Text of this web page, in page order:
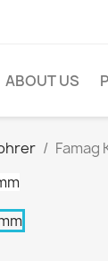
ABOUT US
Famag